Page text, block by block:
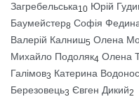
Загребельська10 Юрій
Баумейстер8 Софія
Валерій Калниш5 Олена
Михайло Подоляк4 Олена
Галімов3 Катерина
Березовець3 Євген Дикий2